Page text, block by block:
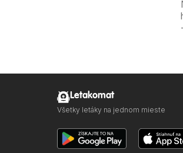
Letakomat
Všetky letáky na jednom mieste